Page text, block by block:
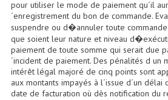
Lecteurs Cd À
Lecteurs Cd À Plats
Lecteurs Double Cd
Lecteurs Double Cd
pour utiliser le mode de paiement qu´il
´enregistrement du bon de commande.
suspendre ou d�annuler toute
que soient leur nature et niveau
paiement de toute somme qui serait due
´incident de paiement. Des pénalités d un
intérêt légal majoré de cinq points sont
aux montants impayés à l´issue d´un
date de facturation où dès notification du